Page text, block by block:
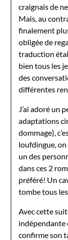
craignais de
Mais, au
finalement
obligée de
traduction
bien tous les
des
différentes
J’ai adoré un
adaptations
dommage),
loufdingue, on
un des
dans ces 2
préféré! Un
tombe tous
Avec cette
indépendante
confirme son